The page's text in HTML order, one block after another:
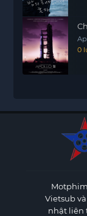
0
Vietsub
nhật liên